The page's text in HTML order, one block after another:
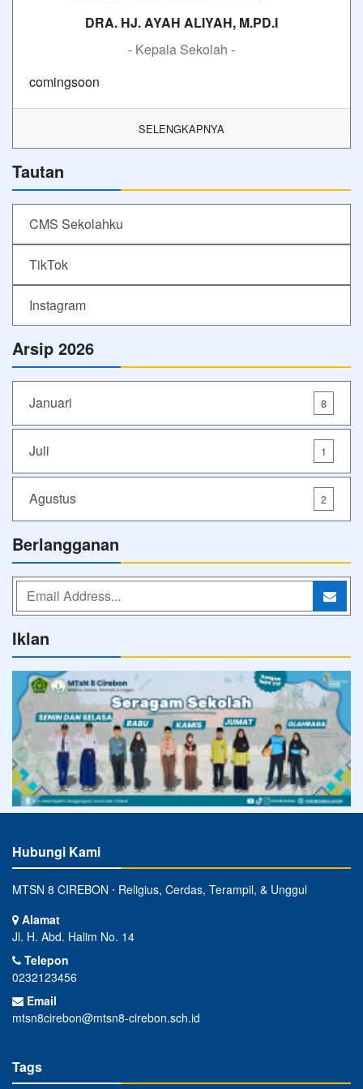
DRA. HJ. AYAH ALIYAH, M.PD.I
- Kepala Sekolah -
comingsoon
SELENGKAPNYA
Tautan
CMS Sekolahku
TikTok
Instagram
Arsip 2026
Januari 8
Juli 1
Agustus 2
Berlangganan
Iklan
Hubungi Kami
MTSN 8 CIREBON ⋅ Religius, Cerdas, Terampil, & Unggul
Alamat
Jl. H. Abd. Halim No. 14
Telepon
0232123456
Email
mtsn8cirebon@mtsn8-cirebon.sch.id
Tags